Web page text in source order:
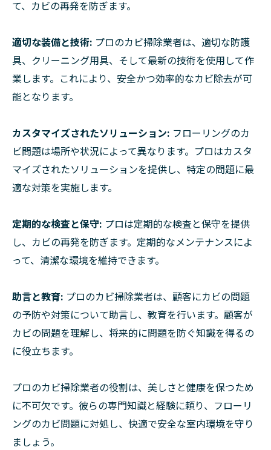
て、カビの再発を防ぎます。
適切な装備と技術: プロのカビ掃除業者は、適切な防護
具、クリーニング用具、そして最新の技術を使用して作
業します。これにより、安全かつ効率的なカビ除去が可
能となります。
カスタマイズされたソリューション: フローリングのカ
ビ問題は場所や状況によって異なります。プロはカスタ
マイズされたソリューションを提供し、特定の問題に最
適な対策を実施します。
定期的な検査と保守: プロは定期的な検査と保守を提供
し、カビの再発を防ぎます。定期的なメンテナンスによ
って、清潔な環境を維持できます。
助言と教育: プロのカビ掃除業者は、顧客にカビの問題
の予防や対策について助言し、教育を行います。顧客が
カビの問題を理解し、将来的に問題を防ぐ知識を得るの
に役立ちます。
プロのカビ掃除業者の役割は、美しさと健康を保つため
に不可欠です。彼らの専門知識と経験に頼り、フローリ
ングのカビ問題に対処し、快適で安全な室内環境を守り
ましょう。